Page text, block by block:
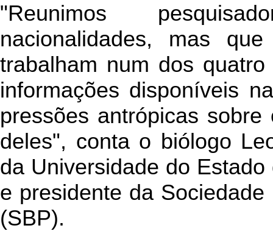
"Reunimos
nacionalidades, mas
trabalham num dos
informações disponíveis
pressões antrópicas
deles", conta o biólogo
da Universidade do
e presidente da
(SBP).